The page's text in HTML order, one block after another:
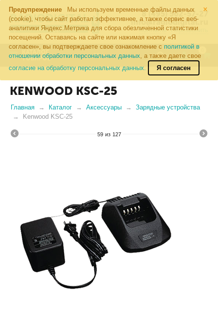
×
Предупреждение
Мы используем временные файлы данных
(cookie), чтобы сайт работал эффективнее, а также сервис веб-
аналитики Яндекс.Метрика для сбора обезличенной статистики
посещений. Оставаясь на сайте или нажимая кнопку «Я
согласен», вы подтверждаете свое ознакомление с политикой в
отношении обработки персональных данных, а также даете свое
согласие на обработку персональных данных.
Я согласен
8 (495) 502-57-27
info@radiodigital.ru
Контакты Перезвонить
КАТАЛОГ
ТОВАРОВ
KENWOOD KSC-25
Главная Каталог Аксессуары
Зарядные устройства
Kenwood KSC-25
59 из 127